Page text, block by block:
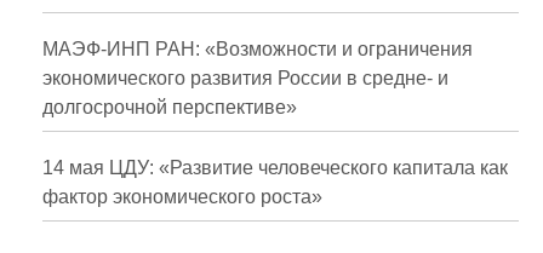
Научная жизнь
Проблемы прогнозирования
О журнале
Номера журналов
МАЭФ-ИНП РАН: «Возможности и ограничения
экономического развития России в средне- и
долгосрочной перспективе»
14 мая ЦДУ: «Развитие человеческого капитала как
фактор экономического роста»